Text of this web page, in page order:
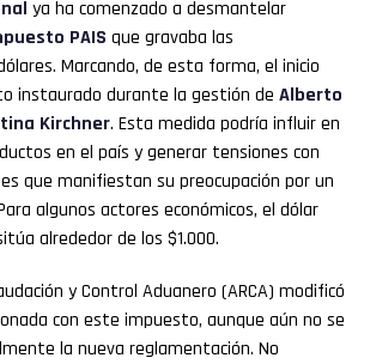
ya ha comenzado a desmantelar
PAIS que gravaba las
Marcando, de esta forma, el inicio
instaurado durante la gestión de Alberto
Kirchner. Esta medida podría influir en
en el país y generar tensiones con
que manifiestan su preocupación por un
algunos actores económicos, el dólar
alrededor de los $1.000.
y Control Aduanero (ARCA) modificó
con este impuesto, aunque aún no se
la nueva reglamentación. No